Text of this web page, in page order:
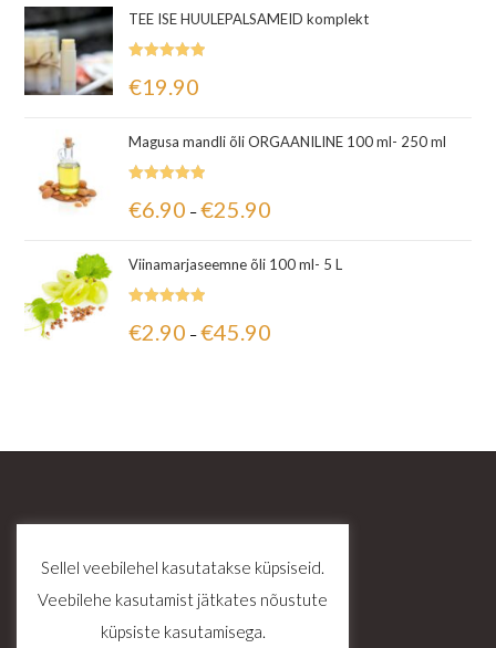
TEE ISE HUULEPALSAMEID komplekt
5.00 / 5
€19.90
Magusa mandli õli ORGAANILINE 100 ml- 250 ml
5.00/ 5
€6.90 – €25.90
Viinamarjaseemne õli 100 ml- 5 L
5.00 / 5
€2.90 – €45.90
Sellel veebilehel kasutatakse küpsiseid.
Veebilehe kasutamist jätkates nõustute
küpsiste kasutamisega.